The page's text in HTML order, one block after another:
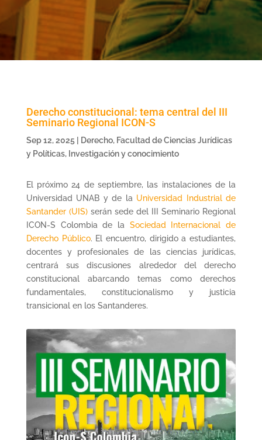
Derecho constitucional: tema central del III
Seminario Regional ICON-S
Sep 12, 2025| Derecho, Facultad de Ciencias Jurídicas
y Políticas, Investigación y conocimiento
El próximo 24 de septiembre, las instalaciones de la
Universidad UNAB y de la Universidad Industrial de
Santander (UIS)serán sede del III Seminario Regional
ICON-S Colombia de la Sociedad Internacional de
Derecho Público. El encuentro, dirigido a estudiantes,
docentes y profesionales de las ciencias jurídicas,
centrará sus discusiones alrededor del derecho
constitucional abarcando temas como derechos
fundamentales, constitucionalismo y justicia
transicional en los Santanderes.